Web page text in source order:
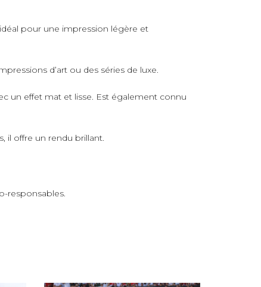
pour une impression légère et
d’art ou des séries de luxe.
un effet mat et lisse. Est également connu
il offre un rendu brillant.
responsables.